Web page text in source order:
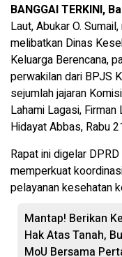
BANGGAI TERKINI,
Laut, Abukar O.
melibatkan Dinas
Keluarga Berencana,
perwakilan dari BPJS
sejumlah jajaran
Lahami Lagasi,
Hidayat Abbas, Rabu
Rapat ini digelar
memperkuat
pelayanan kesehatan
Mantap! Berikan
Hak Atas Tanah,
MoU Bersama